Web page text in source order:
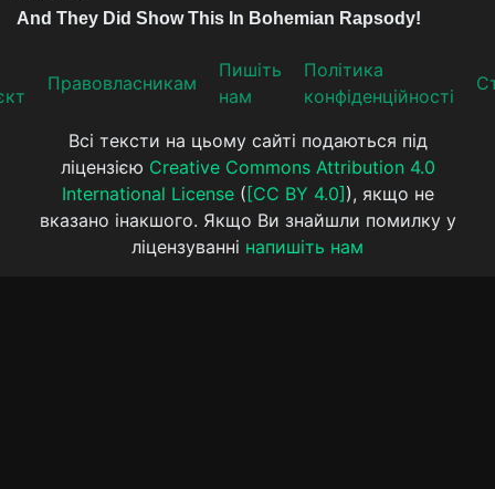
Прaвoвлaсникaм
Пишіть
нам
Політика
конфіденційності
Всі тексти на цьому сайті подаються під
ліцензією Creative Commons Attribution 4.0
International License( [CC BY 4.0] ), якщо не
вказано інакшого. Якщо Ви знайшли помилку у
ліцензуванні напишіть нам